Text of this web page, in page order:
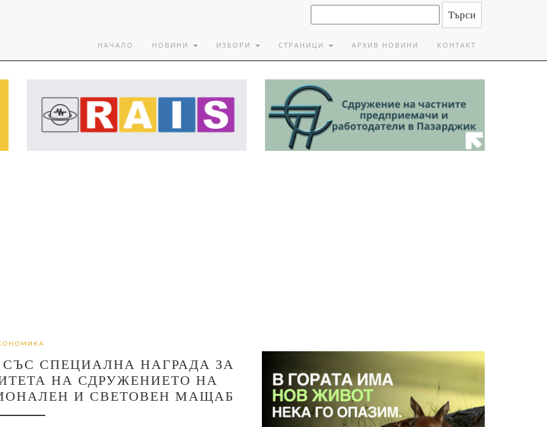
НАЧАЛО НОВИНИ ИЗБОРИ СТРАНИЦИ АРХИВ НОВИНИ КОНТАКТ
СПЕЦИАЛНА НАГРАДА ЗА
НА СДРУЖЕНИЕТО НА
И СВЕТОВЕН МАЩАБ